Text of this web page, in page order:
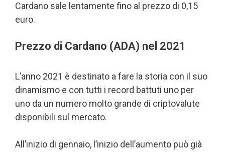
Cardano sale lentamente fino al prezzo di 0,15
euro.
Prezzo di Cardano (ADA) nel 2021
L’anno 2021 è destinato a fare la storia con il suo
dinamismo e con tutti i record battuti uno per
uno da un numero molto grande di criptovalute
disponibili sul mercato.
All’inizio di gennaio, l’inizio dell’aumento può già